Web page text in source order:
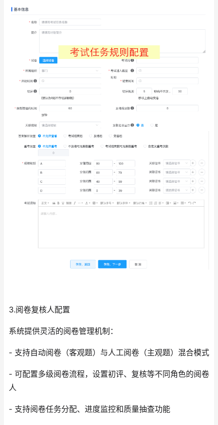
3.阅卷复核人配置
系统提供灵活的阅卷管理机制：
- 支持自动阅卷（客观题）与人工阅卷（主观题）混合模式
- 可配置多级阅卷流程，设置初评、复核等不同角色的阅卷
人
- 支持阅卷任务分配、进度监控和质量抽查功能